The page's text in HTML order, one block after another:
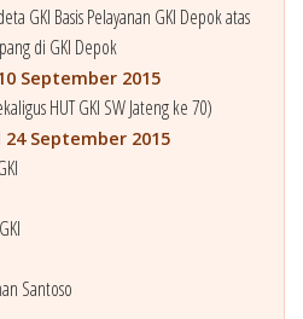
GKI Basis Pelayanan GKI Depok atas
di GKI Depok
September 2015
HUT GKI SW Jateng ke 70)
September 2015
Santoso